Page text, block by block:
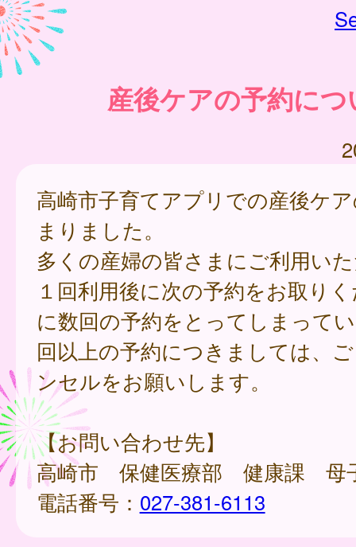
産後ケアの予約につ
高崎市子育てアプリでの産後ケ
まりました。
多くの産婦の皆さまにご利用い
１回利用後に次の予約をお取り
に数回の予約をとってしまって
回以上の予約につきましては、
ンセルをお願いします。
【お問い合わせ先】
高崎市 保健医療部 健康課 母
電話番号： 027-381-6113